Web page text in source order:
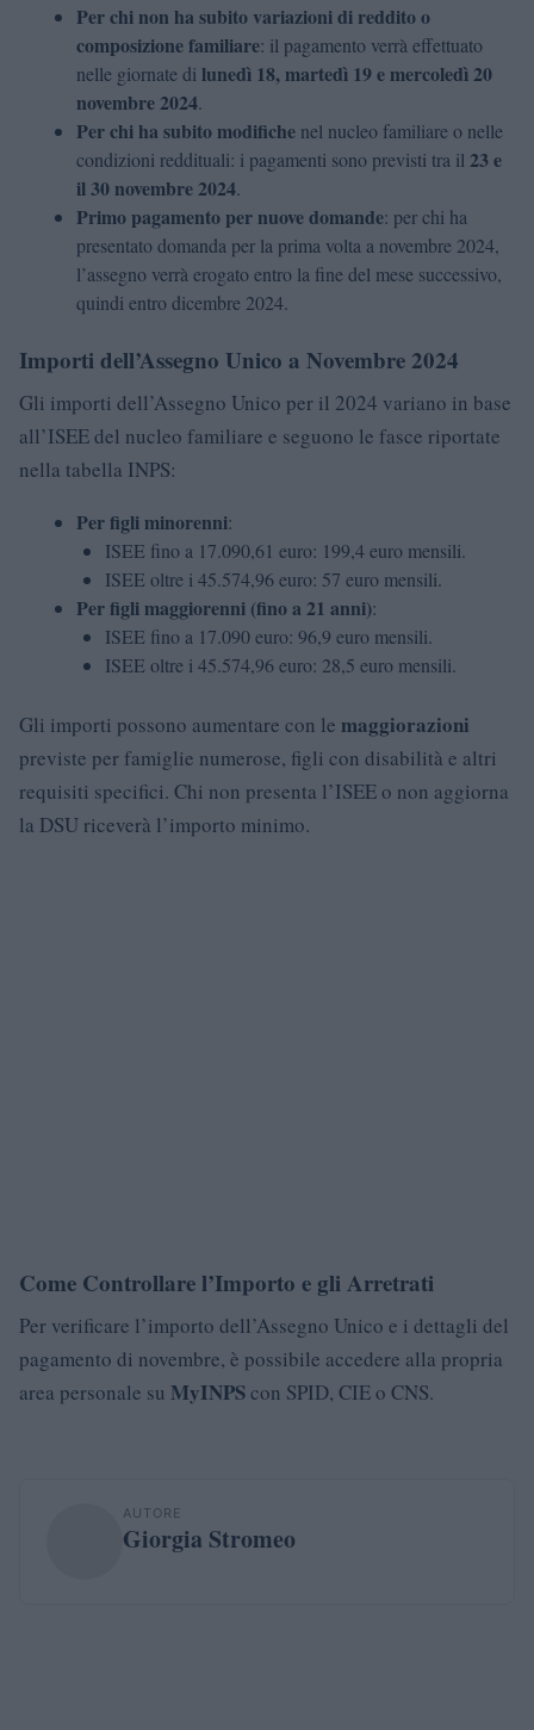
Per chi non ha subito variazioni di reddito o
composizione familiare: il pagamento verrà effettuato
nelle giornate di lunedì 18, martedì 19 e mercoledì 20
novembre 2024.
Per chi ha subito modifiche nel nucleo familiare o nelle
condizioni reddituali: i pagamenti sono previsti tra il 23 e
il 30 novembre 2024.
Primo pagamento per nuove domande: per chi ha
presentato domanda per la prima volta a novembre 2024,
l’assegno verrà erogato entro la fine del mese successivo,
quindi entro dicembre 2024.
Importi dell’Assegno Unico a Novembre 2024
Gli importi dell’Assegno Unico per il 2024 variano in base
all’ISEE del nucleo familiare e seguono le fasce riportate
nella tabella INPS:
Per figli minorenni:
ISEE fino a 17.090,61 euro: 199,4 euro mensili.
ISEE oltre i 45.574,96 euro: 57 euro mensili.
Per figli maggiorenni (fino a 21 anni):
ISEE fino a 17.090 euro: 96,9 euro mensili.
ISEE oltre i 45.574,96 euro: 28,5 euro mensili.
Gli importi possono aumentare con le maggiorazioni
previste per famiglie numerose, figli con disabilità e altri
requisiti specifici. Chi non presenta l’ISEE o non aggiorna
la DSU riceverà l’importo minimo.
Come Controllare l’Importo e gli Arretrati
Per verificare l’importo dell’Assegno Unico e i dettagli del
pagamento di novembre, è possibile accedere alla propria
area personale su MyINPScon SPID, CIE o CNS.
AUTORE
Giorgia Stromeo